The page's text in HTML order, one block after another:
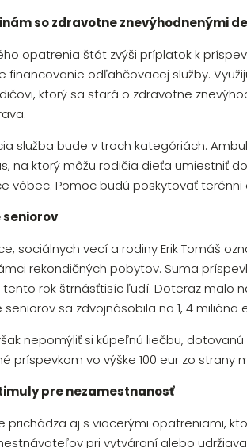
so zdravotne znevýhodnenými
opatrenia štát zvýši príplatok k
financovanie odľahčovacej služby.
ktorý sa stará o zdravotne
služba bude v troch kategóriách.
na ktorý môžu rodičia dieťa umiestniť
vôbec. Pomoc budú poskytovať
seniorov
sociálnych vecí a rodiny Erik Tomáš
rekondičných pobytov. Suma
rok štrnásťtisíc ľudí. Doteraz malo
sa zdvojnásobila na 1, 4 milióna
nepomýliť si kúpeľnú liečbu,
príspevkom vo výške 100 eur zo strany
pre nezamestnanosť
prichádza aj s viacerými opatreniami,
pri vytváraní alebo